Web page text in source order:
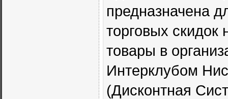
предназначена
торговых
товары в
Интерклубом
(Дисконтная